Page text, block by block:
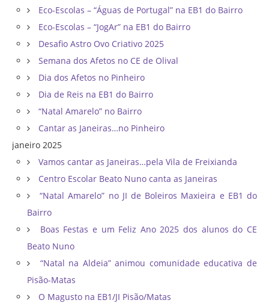
Eco-Escolas – “Águas de Portugal” na EB1 do Bairro
Eco-Escolas – “JogAr” na EB1 do Bairro
Desafio Astro Ovo Criativo 2025
Semana dos Afetos no CE de Olival
Dia dos Afetos no Pinheiro
Dia de Reis na EB1 do Bairro
“Natal Amarelo” no Bairro
Cantar as Janeiras…no Pinheiro
janeiro 2025
Vamos cantar as Janeiras…pela Vila de Freixianda
Centro Escolar Beato Nuno canta as Janeiras
“Natal Amarelo” no JI de Boleiros Maxieira e EB1 do
Bairro
Boas Festas e um Feliz Ano 2025 dos alunos do CE
Beato Nuno
“Natal na Aldeia” animou comunidade educativa de
Pisão-Matas
O Magusto na EB1/JI Pisão/Matas